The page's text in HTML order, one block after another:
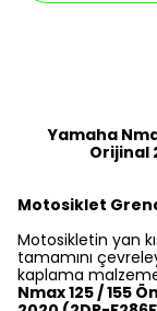
Yamaha
Orijinal
Motosiklet
Motosikletin yan
tamamını
kaplama
Nmax 125 / 155